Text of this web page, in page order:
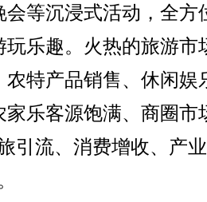
会等沉浸式活动，全方
玩乐趣。火热的旅游市
农特产品销售、休闲娱
家乐客源饱满、商圈市
引流、消费增收、产